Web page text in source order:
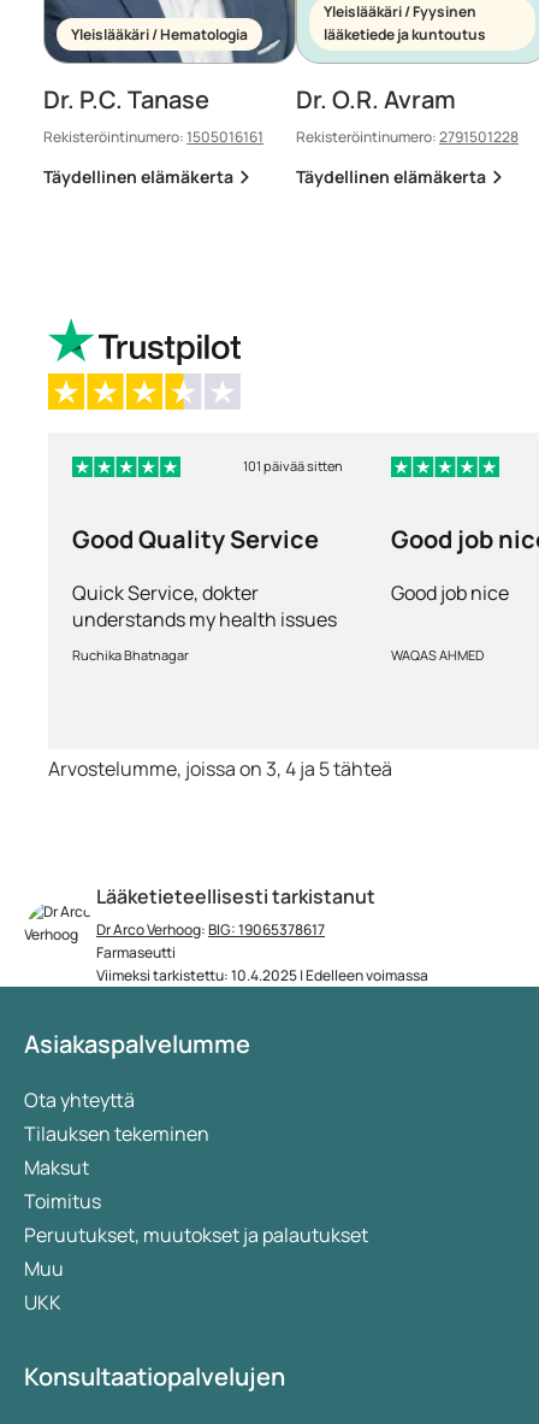
Lääketieteellisesti tarkistanut
Dr Arco Verhoog:BIG: 19065378617
Farmaseutti
Viimeksi tarkistettu: 10.4.2025 | Edelleen voimassa
Yleislääkäri / Hematologia
Dr. P.C. Tanase
Rekisteröintinumero:1505016161
Täydellinen elämäkerta
Yleislääkäri / Fyysinen
lääketiede ja kuntoutus
Dr. O.R. Avram
Rekisteröintinumero:2791501228
Täydellinen elämäkerta
101 päivää sitten
Good Quality Service
Quick Service, dokter
understands my health issues
and good diagnosis
Ruchika Bhatnagar
Good job
Good job nice
WAQAS AHMED
Arvostelumme, joissa on 3, 4 ja 5 tähteä
Asiakaspalvelumme
Ota yhteyttä
Tilauksen tekeminen
Maksut
Toimitus
Peruutukset, muutokset ja palautukset
Muu
UKK
Konsultaatiopalvelujen